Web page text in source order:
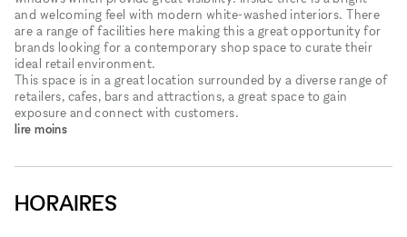
and welcoming feel with modern white-washed interiors. There
are a range of facilities here making this a great opportunity for
brands looking for a contemporary shop space to curate their
ideal retail environment.
This space is in a great location surrounded by a diverse range of
retailers, cafes, bars and attractions, a great space to gain
exposure and connect with customers.
lire moins
HORAIRES